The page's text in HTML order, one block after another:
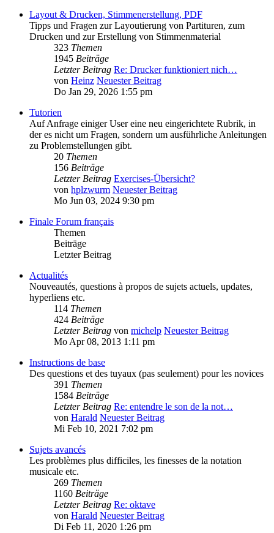
Layout & Drucken, Stimmenerstellung, PDF
Tipps und Fragen zur Layoutierung von Partituren, zum
Drucken und zur Erstellung von Stimmenmaterial
323 Themen
1945 Beiträge
Letzter Beitrag Re: Drucker funktioniert nich…
von Heinz Neuester Beitrag
Do Jan 29, 2026 1:55 pm
Tutorien
Auf Anfrage einiger User eine neu eingerichtete Rubrik, in
der es nicht um Fragen, sondern um ausführliche Anleitungen
zu Problemstellungen gibt.
20 Themen
156 Beiträge
Letzter Beitrag Exercises-Übersicht?
von hplzwurm Neuester Beitrag
Mo Jun 03, 2024 9:30 pm
Finale Forum français
Themen
Beiträge
Letzter Beitrag
Actualités
Nouveautés, questions à propos de sujets actuels, updates,
hyperliens etc.
114 Themen
424 Beiträge
Letzter Beitrag von michelp Neuester Beitrag
Mo Apr 08, 2013 1:11 pm
Instructions de base
Des questions et des tuyaux (pas seulement) pour les novices
391 Themen
1584 Beiträge
Letzter Beitrag Re: entendre le son de la not…
von Harald Neuester Beitrag
Mi Feb 10, 2021 7:02 pm
Sujets avancés
Les problèmes plus difficiles, les finesses de la notation
musicale etc.
269 Themen
1160 Beiträge
Letzter Beitrag Re: oktave
von Harald Neuester Beitrag
Di Feb 11, 2020 1:26 pm